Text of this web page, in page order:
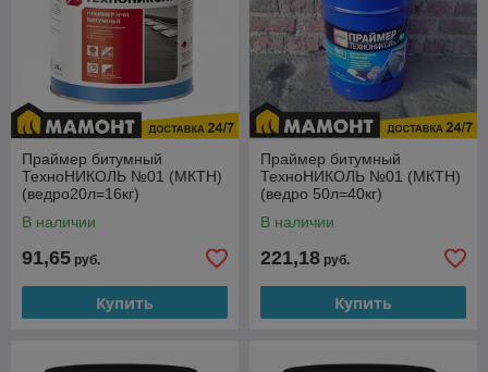
Праймер битумный
ТехноНИКОЛЬ №01 (МКТН)
(ведро20л=16кг)
В наличии
91,65 руб.
Купить
Праймер битумный
ТехноНИКОЛЬ №01 (МКТН)
(ведро 50л=40кг)
В наличии
221,18 руб.
Купить